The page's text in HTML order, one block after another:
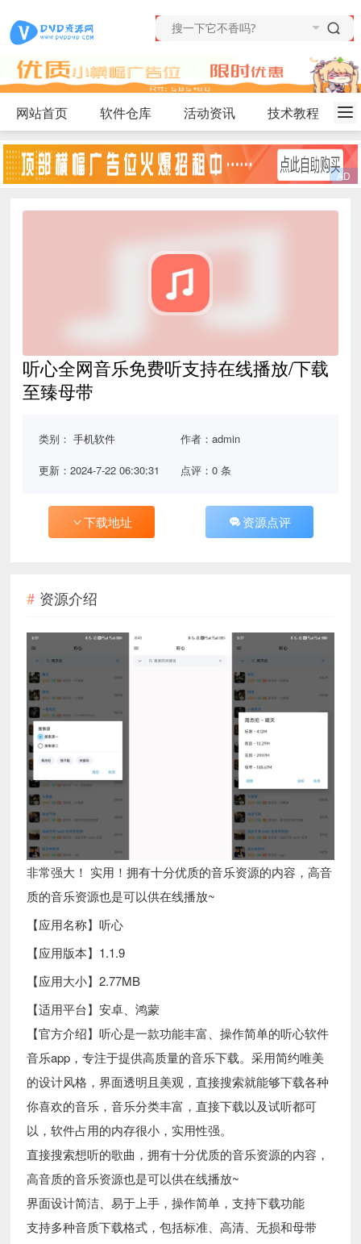
网站首页 软件仓库 活动资讯 技术教程
听心全网音乐免费听支持在线播放/下载
至臻母带
类别：手机软件 作者：admin
更新：2024-7-22 06:30:31 点评：0 条
下载地址 资源点评
资源介绍
非常强大！ 实用！拥有十分优质的音乐资源的内容，高音
质的音乐资源也是可以供在线播放~
【应用名称】听心
【应用版本】1.1.9
【应用大小】2.77MB
【适用平台】安卓、鸿蒙
【官方介绍】听心是一款功能丰富、操作简单的听心软件
音乐app，专注于提供高质量的音乐下载。采用简约唯美
的设计风格，界面透明且美观，直接搜索就能够下载各种
你喜欢的音乐，音乐分类丰富，直接下载以及试听都可
以，软件占用的内存很小，实用性强。
直接搜索想听的歌曲，拥有十分优质的音乐资源的内容，
高音质的音乐资源也是可以供在线播放~
界面设计简洁、易于上手，操作简单，支持下载功能
支持多种音质下载格式，包括标准、高清、无损和母带